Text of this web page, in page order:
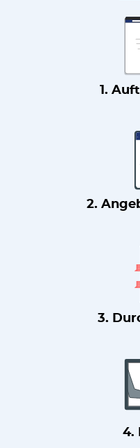
1.
2.
3.
4.